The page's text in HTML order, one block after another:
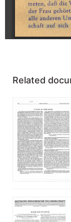
Related